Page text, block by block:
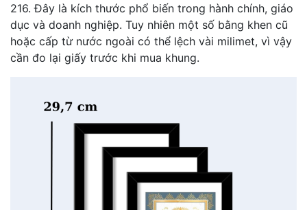
216. Đây là kích thước phổ biến trong hành chính, giáo
dục và doanh nghiệp. Tuy nhiên một số bằng khen cũ
hoặc cấp từ nước ngoài có thể lệch vài milimet, vì vậy
cần đo lại giấy trước khi mua khung.